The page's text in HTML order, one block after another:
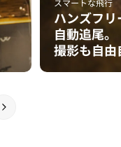
スマートな飛行
ハンズフリ
自動追尾。
撮影も自由